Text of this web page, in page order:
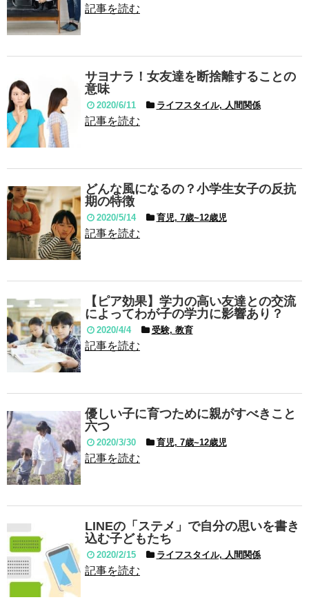
記事を読む
サヨナラ！女友達を断捨離することの
意味
2020/6/11 ライフスタイル, 人間関係
記事を読む
どんな風になるの？小学生女子の反抗
期の特徴
2020/5/14 育児, 7歳~12歳児
記事を読む
【ピア効果】学力の高い友達との交流
によってわが子の学力に影響あり？
2020/4/4 受験, 教育
記事を読む
優しい子に育つために親がすべきこと
六つ
2020/3/30 育児, 7歳~12歳児
記事を読む
LINEの「ステメ」で自分の思いを書き
込む子どもたち
2020/2/15 ライフスタイル, 人間関係
記事を読む